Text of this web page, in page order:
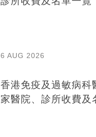
6 AUG 2026
香港免疫及過敏病科
家醫院、診所收費及